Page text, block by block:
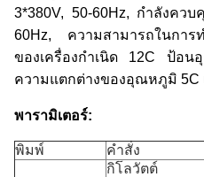
3*380V, 50-60Hz, กำลังควบ
60Hz, ความสามารถในกา
ของเครื่องกำเนิด 12C ป้อน
ความแตกต่างของอุณหภูมิ 5C
พารามิเตอร์:
พิมพ์ คำสั่ง
กิโลวัตต์